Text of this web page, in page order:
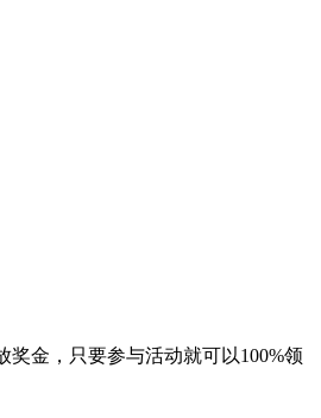
金，只要参与活动就可以100%领